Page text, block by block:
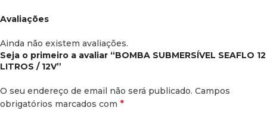
Avaliações
Ainda não existem avaliações.
Seja o primeiro a avaliar “BOMBA SUBMERSÍVEL SEAFLO 12
LITROS / 12V”
O seu endereço de email não será publicado. Campos
obrigatórios marcados com *